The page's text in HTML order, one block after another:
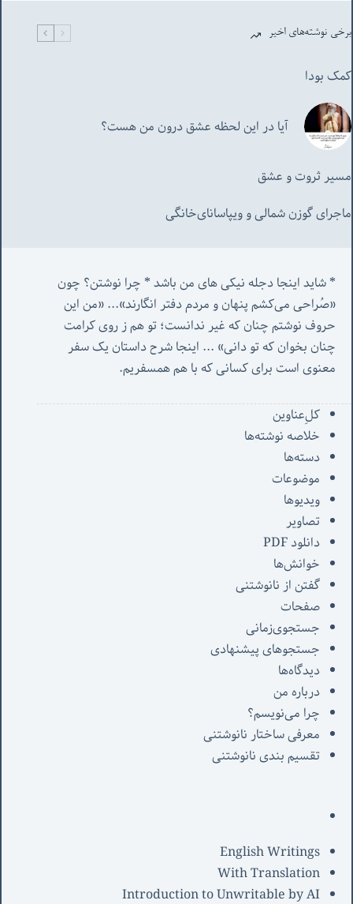
برخی نوشته‌های اخیر
کمک بودا
آیا در این لحظه عشق درون من هست؟
مسیر ثروت و عشق
ماجرای گوزن شمالی و‌ ویپاسانای‌خانگی
«صُراحی می‌کشم پنهان‌ و مردم‌ دفتر انگارند»... «
چنان بخوان که تو دانی» ...
معنوی است برای کسانی که با هم همسفریم.
کل‌ِعناوین
خلاصه نوشته‌ها
دسته‌ها
موضوعات
ویدیوها
تصاویر
دانلود PDF
خوانش‌ها
گفتن از نانوشتنی
صفحات
جستجوی‌زمانی
جستجوهای پیشنهادی
دیدگاه‌ها
درباره من
چرا می‌نویسم؟
معرفی‌ ساختار نانوشتنی
تقسیم بندی نانوشتنی
English Writings
With Translation
Introduction to Unwritable by AI